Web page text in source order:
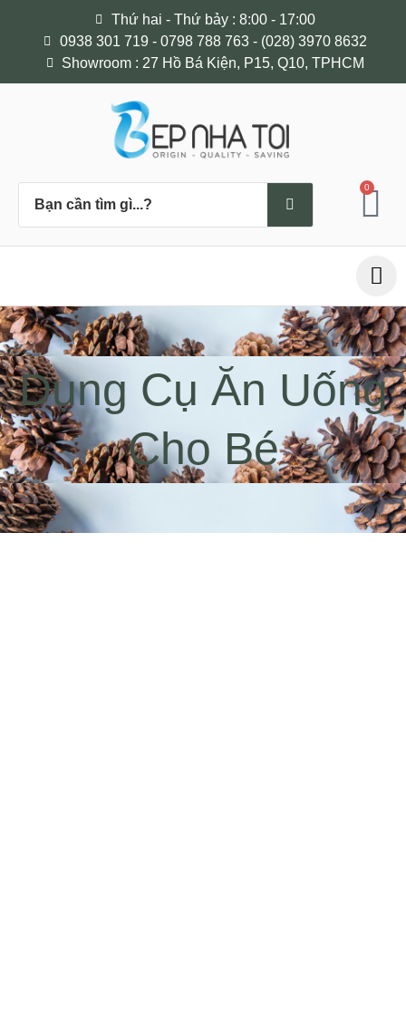
Thứ hai - Thứ bảy : 8:00 - 17:00
0938 301 719 - 0798 788 763 - (028) 3970 8632
Showroom : 27 Hồ Bá Kiện, P15, Q10, TPHCM
0
Dụng Cụ Ăn Uống
Cho Bé